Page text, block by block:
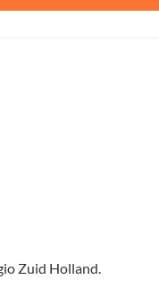
Zuid Holland.